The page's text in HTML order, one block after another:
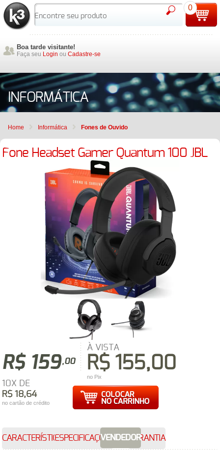
Boa tarde visitante!
Faça seu Login ou Cadastre-se
0
INFORMÁTICA
Home Informática Fones de Ouvido
Fone Headset Gamer Quantum 100 JBL
R$ 159,00
À VISTA
R$ 155,00
no Pix
10X DE
R$ 18,64
no cartão de crédito
CARACTERÍSTICASESPECIFICAÇÕESVENDEDORGARANTIA